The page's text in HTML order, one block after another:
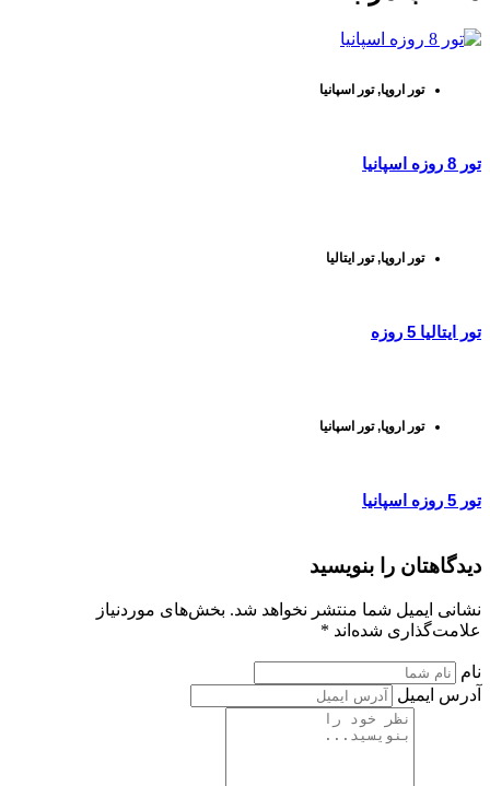
تور اروپا,تور اسپانیا
تور 8 روزه اسپانیا
تور اروپا,تور ایتالیا
تور ایتالیا 5 روزه
تور اروپا,تور اسپانیا
تور 5 روزه اسپانیا
دیدگاهتان را بنویسید
نشانی ایمیل شما منتشر نخواهد شد. بخش‌های موردنیاز
علامت‌گذاری شده‌اند *
نام
آدرس ایمیل